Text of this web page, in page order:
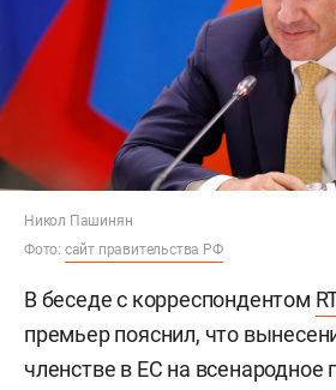
Никол Пашинян
Фото: сайт правительства РФ
В беседе с корреспондентом
премьер пояснил, что
членстве в ЕС на всенародное